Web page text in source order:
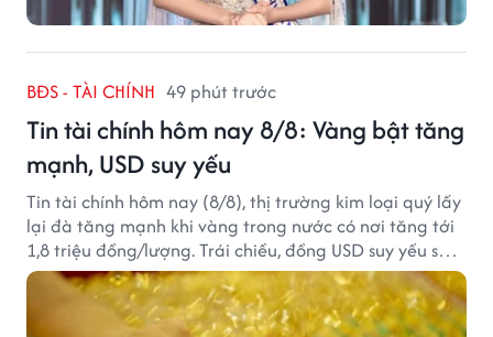
BĐS - TÀI CHÍNH 49 phút trước
Tin tài chính hôm nay 8/8: Vàng bật tăng
mạnh, USD suy yếu
Tin tài chính hôm nay (8/8), thị trường kim loại quý lấy
lại đà tăng mạnh khi vàng trong nước có nơi tăng tới
1,8 triệu đồng/lượng. Trái chiều, đồng USD suy yếu sau
báo cáo việc làm Mỹ kém tích cực.